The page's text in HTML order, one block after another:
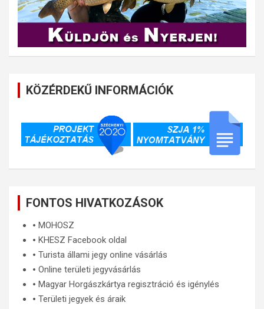
KÖZÉRDEKŰ INFORMÁCIÓK
FONTOS HIVATKOZÁSOK
🞄 MOHOSZ
🞄 KHESZ Facebook oldal
🞄 Turista állami jegy online vásárlás
🞄 Online területi jegyvásárlás
🞄 Magyar Horgászkártya regisztráció és igénylés
🞄 Területi jegyek és áraik